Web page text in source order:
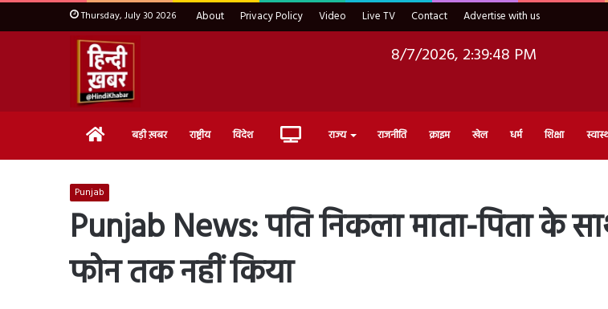
Thursday, July 30 2026 About Privacy Policy Video Live TV Contact Advertise with us
8/7/2026, 2:39:50 PM
Home बड़ी ख़बर राष्ट्रीय विदेश Live राज्य राजनीति क्राइम खेल धर्म शिक्षा
Punjab
Punjab News: पति निकला माता-पिता के
फोन तक नहीं किया